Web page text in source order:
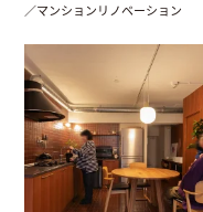
／マンションリノベーション